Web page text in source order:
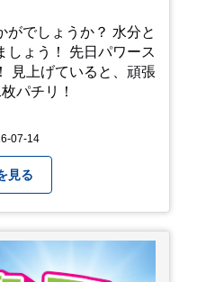
がでしょうか？ 水分と
しょう！ 先日パワース
見上げていると、頑張
パチリ！
07-14
見る